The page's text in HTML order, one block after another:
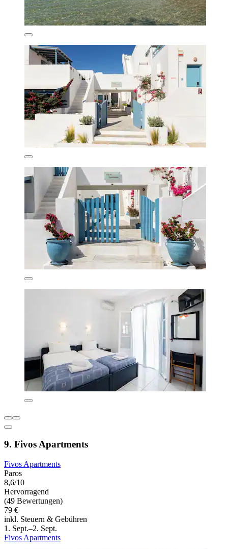
9. Fivos Apartments
Fivos Apartments
Paros
8,6/10
Hervorragend
(49 Bewertungen)
79 €
inkl. Steuern & Gebühren
1. Sept.–2. Sept.
Fivos Apartments